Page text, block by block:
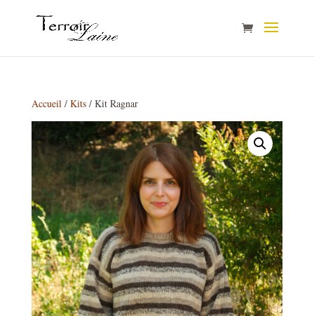
Accueil/ Kits/ Kit Ragnar